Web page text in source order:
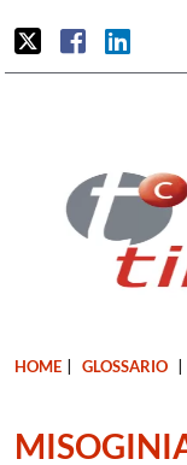
HOME GLOSSARIO